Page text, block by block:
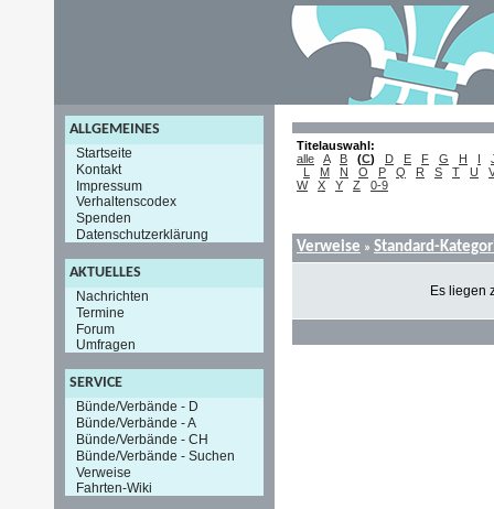
ALLGEMEINES
Startseite
Kontakt
Impressum
Verhaltenscodex
Spenden
Datenschutzerklärung
AKTUELLES
Nachrichten
Termine
Forum
Umfragen
SERVICE
Bünde/Verbände - D
Bünde/Verbände - A
Bünde/Verbände - CH
Bünde/Verbände - Suchen
Verweise
Fahrten-Wiki
Titelauswahl:
alle
A B (C) D E F G H I
L
M N O P Q R S T U
W
X Y Z 0-9
Verweise » Standard-
Es liegen